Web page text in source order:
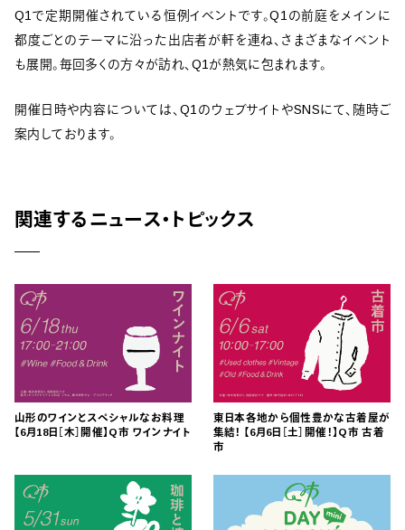
Q1で定期開催されている恒例イベントです。Q1の前庭をメインに
都度ごとのテーマに沿った出店者が軒を連ね、さまざまなイベント
も展開。毎回多くの方々が訪れ、Q1が熱気に包まれます。
開催日時や内容については、Q1のウェブサイトやSNSにて、随時ご
案内しております。
関連するニュース・トピックス
山形のワインとスペシャルなお料理
【6月18日［木］開催】Q市 ワインナイト
東日本各地から個性豊かな古着屋が
集結！ 【6月6日［土］開催！】Q市 古着
市